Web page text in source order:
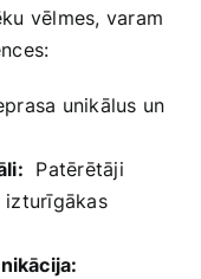
vēlmes, varam
unikālus un
‌ Patērētāji
izturīgākas